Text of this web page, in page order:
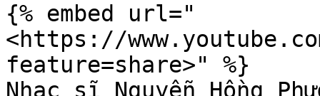
{% embed url="
<https://
feature=share>" %}
Nhạc sĩ Nguyễn Hồng